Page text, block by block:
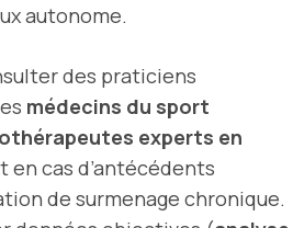
autonome.
des praticiens
médecins du sport
experts en
en cas d’antécédents
de surmenage chronique.